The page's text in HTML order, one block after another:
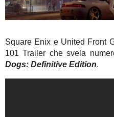
Square Enix e United Front
101 Trailer che svela
Dogs: Definitive Edition.